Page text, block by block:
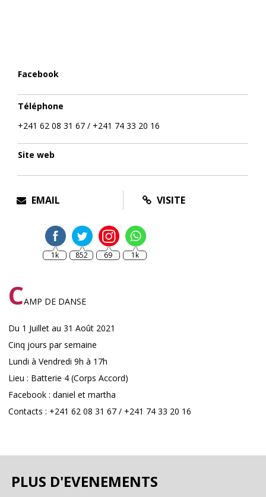
Facebook
Téléphone
+241 62 08 31 67 / +241 74 33 20 16
Site web
EMAIL VISITE
1k 852 69 1k
CAMP DE DANSE
Du 1 Juillet au 31 Août 2021
Cinq jours par semaine
Lundi à Vendredi 9h à 17h
Lieu : Batterie 4 (Corps Accord)
Facebook : daniel et martha
Contacts : +241 62 08 31 67 / +241 74 33 20 16
PLUS D'EVENEMENTS